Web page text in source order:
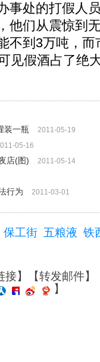
处的打假人
他们从震惊到
不到3万吨，
见假酒占了绝
装一瓶
2011-05-19
05-16
店(图) 2011-05-14
行为 2011-03-01
保工街 五粮液 铁
接】【转发邮件】
】